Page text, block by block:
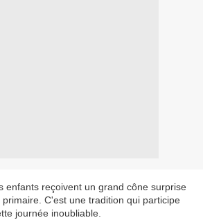
enfants reçoivent un grand cône surprise
C'est une tradition qui participe
journée inoubliable.